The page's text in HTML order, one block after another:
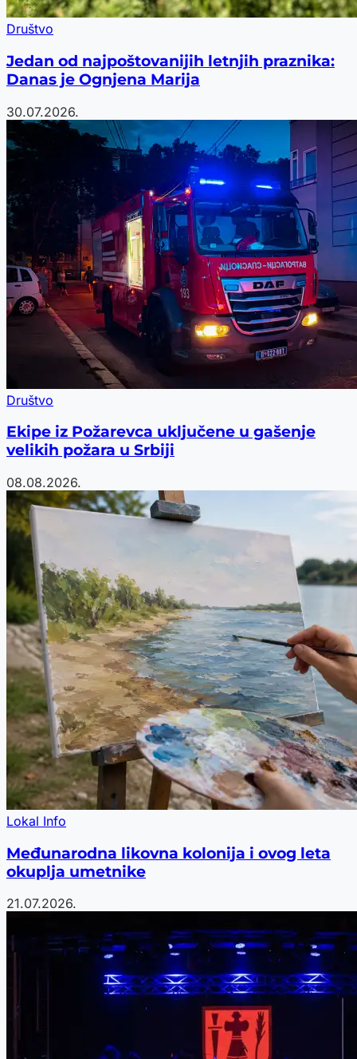
Društvo
Jedan od najpoštovanijih letnjih praznika:
Danas je Ognjena Marija
30.07.2026.
Društvo
Ekipe iz Požarevca uključene u gašenje
velikih požara u Srbiji
08.08.2026.
Lokal Info
Međunarodna likovna kolonija i ovog leta
okuplja umetnike
21.07.2026.